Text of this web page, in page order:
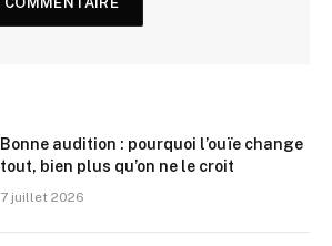
Bonne audition : pourquoi l’ouïe change
tout, bien plus qu’on ne le croit
7 juillet 2026